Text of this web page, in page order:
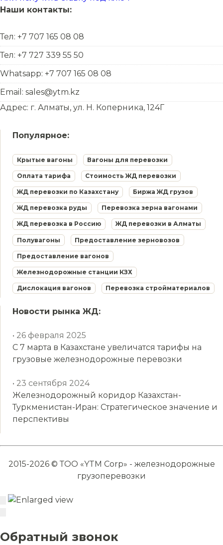
Наши контакты:
Тел: +7 707 165 08 08
Тел: +7 727 339 55 50
Whatsapp: +7 707 165 08 08
Email: sales@ytm.kz
Адрес: г. Алматы, ул. Н. Коперника, 124Г
Популярное:
Крытые вагоны Вагоны для перевозки
Оплата тарифа Стоимость ЖД перевозки
ЖД перевозки по Казахстану Биржа ЖД грузов
ЖД перевозка руды Перевозка зерна вагонами
ЖД перевозка в Россию ЖД перевозки в Алматы
Полувагоны Предоставление зерновозов
Предоставление вагонов
Железнодорожные станции КЗХ
Дислокация вагонов Перевозка стройматериалов
Новости рынка ЖД:
• 26 февраля 2025
С 7 марта в Казахстане увеличатся тарифы на
грузовые железнодорожные перевозки
• 23 сентября 2024
Железнодорожный коридор Казахстан-
Туркменистан-Иран: Стратегическое значение и
перспективы
2015-2026 © ТОО «YTM Corp» - железнодорожные
грузоперевозки
Обратный звонок